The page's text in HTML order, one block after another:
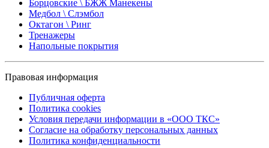
Борцовские \ БЖЖ Манекены
Медбол \ Слэмбол
Октагон \ Ринг
Тренажеры
Напольные покрытия
Правовая информация
Публичная оферта
Политика cookies
Условия передачи информации в «ООО ТКС»
Согласие на обработку персональных данных
Политика конфиденциальности